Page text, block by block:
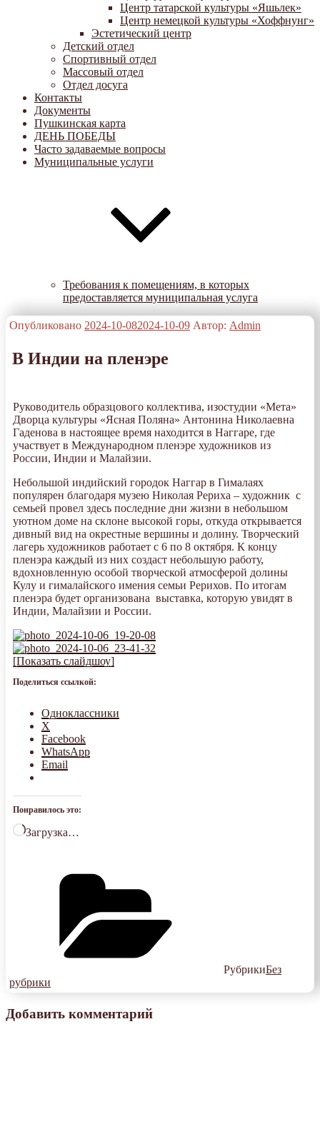
Центр татарской культуры «Яшьлек»
Центр немецкой культуры «Хоффнунг»
Эстетический центр
Детский отдел
Спортивный отдел
Массовый отдел
Отдел досуга
Контакты
Документы
Пушкинская карта
ДЕНЬ ПОБЕДЫ
Часто задаваемые вопросы
Муниципальные услуги
Требования к помещениям, в которых
предоставляется муниципальная услуга
Опубликовано 2024-10-082024-10-09 Автор: Admin
В Индии на пленэре
Руководитель образцового коллектива, изостудии «Мета»
Дворца культуры «Ясная Поляна» Антонина Николаевна
Гаденова в настоящее время находится в Наггаре, где
участвует в Международном пленэре художников из
России, Индии и Малайзии.
Небольшой индийский городок Наггар в Гималаях
популярен благодаря музею Николая Рериха – художник с
семьей провел здесь последние дни жизни в небольшом
уютном доме на склоне высокой горы, откуда открывается
дивный вид на окрестные вершины и долину. Творческий
лагерь художников работает с 6 по 8 октября. К концу
пленэра каждый из них создаст небольшую работу,
вдохновленную особой творческой атмосферой долины
Кулу и гималайского имения семьи Рерихов. По итогам
пленэра будет организована выставка, которую увидят в
Индии, Малайзии и России.
[Показать слайдшоу]
Поделиться ссылкой:
Одноклассники
X
Facebook
WhatsApp
Email
Понравилось это:
Загрузка…
РубрикиБез
рубрики
Добавить комментарий